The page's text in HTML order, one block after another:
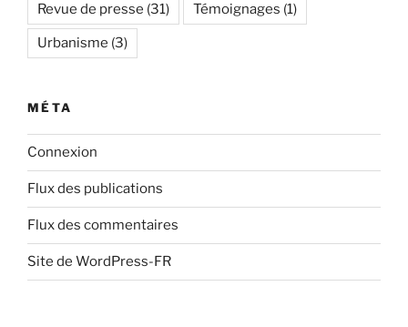
Revue de presse (31) Témoignages (1)
Urbanisme (3)
MÉTA
Connexion
Flux des publications
Flux des commentaires
Site de WordPress-FR